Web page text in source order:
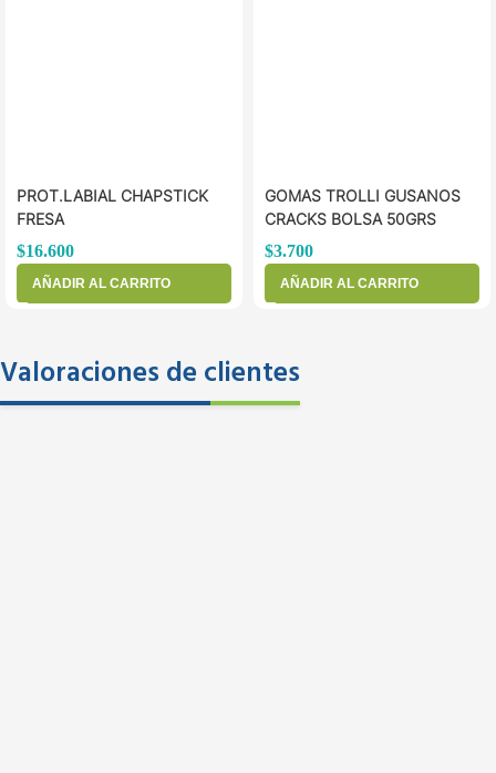
PROT.LABIAL CHAPSTICK
FRESA
$16.600
AÑADIR AL CARRITO
GOMAS TROLLI GUSANOS
CRACKS BOLSA 50GRS
$3.700
AÑADIR AL CARRITO
Valoraciones de clientes